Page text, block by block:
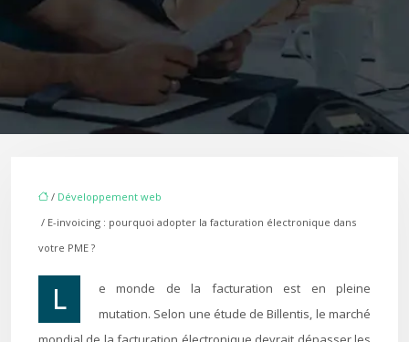
/ Développement web
/ E-invoicing : pourquoi adopter la facturation électronique dans
votre PME ?
Le monde de la facturation est en pleine
mutation. Selon une étude de Billentis, le marché